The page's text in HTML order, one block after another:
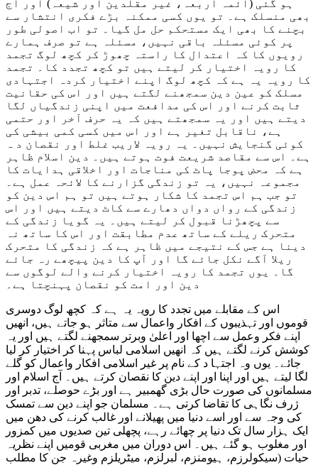
ہو گئی (ائمہ اربعہ، غیر مقلدین اور شیعہ) اور آج
بھی منسلک ہے۔ تو یوں کسی ممکنہ بڑے فکری انتشار سے
بچنے کا بھی ایک مستحکم حل مل گیا۔ تو اب اصولی طور
پر کوئی مسئلہ باقی نہیں، مسئلہ ہے تو صرف ہمارے
رویوں کا کہ اعتدال کا راستہ چھوڑ کر کچھ لوگ تجمد
کا رویہ اختیار کر لیتے ہیں تو کچھ تجدد کا۔ تجمد
کا رویہ یہ ہے کہ کچھ لوگ اپنے اختیار کردہ اجتہادی
مسلک کو عین دین سمجھنے لگتے ہیں اور اس کی حقانیت
ثابت کرنے اور اس کی مدافعت میں اپنی زندگیاں لگا
دیتے ہیں اور یہ سمجھتے ہیں کہ یہ حرف آخر اور حتمی
ہے، ناقابل تغیر ہے اور اس میں کسی کمی بیشی کی
کوئی گنجایش نہیں۔ یہ رویہ لاریب غلط اور نقصان د ہ
ہے۔ اس سے مقاصد شریعت فوت ہوتے ہیں۔ دین اسلام ظاہر
ہے کہ محض پوجا پاٹ کی مناجات اور اخلاقی ہدایات کا
مجموعہ نہیں، یہ تو زندگی گزارنے کا لائحہ عمل ہے۔
تو جب ہم اس تجمد کا شکار ہوتے ہیں تو ہم اس دین کو
زندگی کے رواں دواں دھارے سے کاٹ دیتے ہیں اور اس
سے پچھڑنا قبول کر لیتے ہیں۔ یہ گویا زندگی کے
متحرک ریلے کے ساتھ عدم مطابقت اور اس کا ساتھ نہ
دینا ہے جس کے نتیجے میں ظاہر ہے کہ زندگی کا متحرک
ریلا آگے نکل جائے گا اور آپ کا دین پیچھے رہ جائے
گا۔ یوں تجمد کا رویہ اختیار کرنے والے لوگوں سے
دین اور امت کو نقصان پہنچتا ہے۔
اس کے مقابلے میں تجدد کا رویہ یہ ہے کہ کچھ لوگ دوسری
قوموں اور تہذیبوں کے افکار واعمال سے متاثر ہو جاتے ہیں، انھیں
اپنے فکر وعمل سے اچھا اور اعلیٰ وبرتر سمجھنے لگتے ہیں اور یہ
کوشش کرنے لگتے ہیں کہ انھیں اسلامی لباس پہنا کر اختیار کر لیا
جائے۔ یوں وہ اجتہا د کے نام پر غیر اسلامی افکار واعمال کو گلے
لگا لیتے ہیں اور اپنا اور اپنے دین کا نقصان کرتے ہیں۔ آج اسلام اور
مسلمانوں کی صورت حال بڑی گھمبیر ہے اور بڑے حوصلے، تدبر اور
ژرف نگاہی کا تقاضا کرتی ہے۔ مسلمان جو اپنے دین سے تمسک
کی وجہ سے اور اسے دنیا میں پھیلانے اور غالب کرنے کی دھن میں
ایک ہزار سال تک دنیا پر چھائے رہے، پچھلی تین صدیوں میں کمزور
اور مغلوب ہو گئے ہیں۔ اس دوران میں مغربی قومیں اپنے نظریہ
حیات (سیکولرزم، ہیومنزم، لبرلزم، میٹریلزم وغیرہ جن کا مطلب